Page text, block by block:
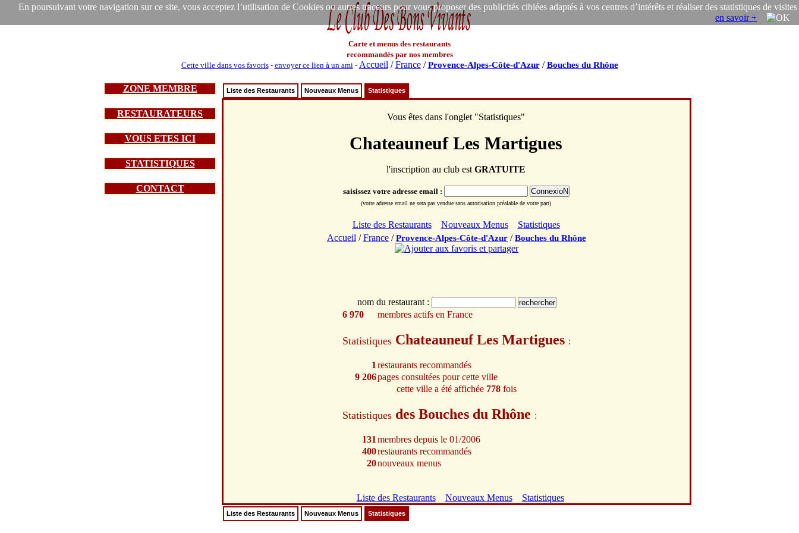
En poursuivant votre navigation sur ce site, vous acceptez l’utilisation de Cookies ou autres traceurs pour vous proposer des publicités ciblées adaptés à vos centres d’intérêts et réaliser des statistiques de visites
en savoir +
Carte et menus des restaurants
recommandés par nos membres
Cette ville dans vos favoris- envoyer ce lien à un ami- Accueil /France/Provence-Alpes-Côte-d'Azur/Bouches du Rhône
ZONE MEMBRE
RESTAURATEURS
VOUS ETES ICI
STATISTIQUES
CONTACT
Liste des Restaurants Nouveaux Menus Statistiques
Vous êtes dans l'onglet "Statistiques"
Chateauneuf Les Martigues
l'inscription au club est GRATUITE
saisissez votre adresse email :
(votre adresse email ne sera pas vendue sans autorisation préalable de votre part)
Liste des Restaurants Nouveaux Menus
Statistiques
Accueil /France /Provence-Alpes-Côte-d'Azur /Bouches du Rhône
nom du restaurant :
6 970
membres actifs en France
Statistiques Chateauneuf Les Martigues :
1 restaurants recommandés
9 206pages consultées pour cette ville
cette ville a été affichée 778 fois
Statistiques des Bouches du Rhône :
131 membres depuis le 01/2006
400restaurants recommandés
20nouveaux menus
Liste des Restaurants Nouveaux Menus Statistiques
Liste des Restaurants Nouveaux Menus Statistiques